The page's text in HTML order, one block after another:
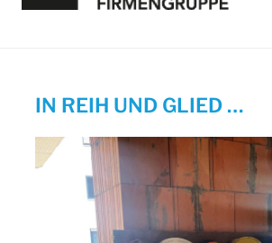
IN REIH UND GLIED …